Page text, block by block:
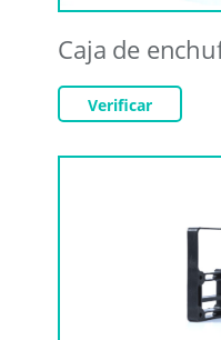
Caja de
Verificar